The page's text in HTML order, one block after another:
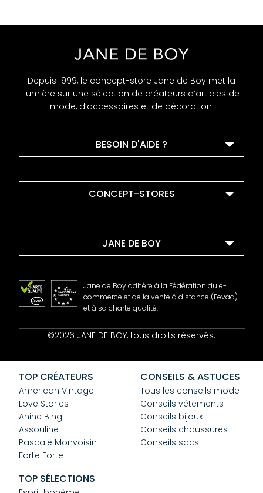
Depuis 1999, le concept-store Jane de Boy met la
lumière sur une sélection de créateurs d’articles de
mode, d’accessoires et de décoration.
BESOIN D'AIDE ?
CONCEPT-STORES
JANE DE BOY
Contact
CGV
Confidentialité
Cookies
Jane de Boy adhère à la Fédération du e-
commerce et de la vente à distance (Fevad)
et à sa charte qualité.
©2026 JANE DE BOY, tous droits réservés.
TOP CRÉATEURS
American Vintage
Love Stories
Anine Bing
Assouline
Pascale Monvoisin
Forte Forte
CONSEILS & ASTUCES
Tous les conseils mode
Conseils vêtements
Conseils bijoux
Conseils chaussures
Conseils sacs
TOP SÉLECTIONS